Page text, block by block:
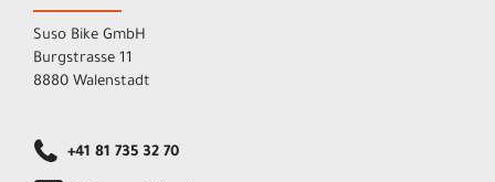
Suso Bike GmbH
Burgstrasse 11
8880 Walenstadt
+41 81 735 32 70